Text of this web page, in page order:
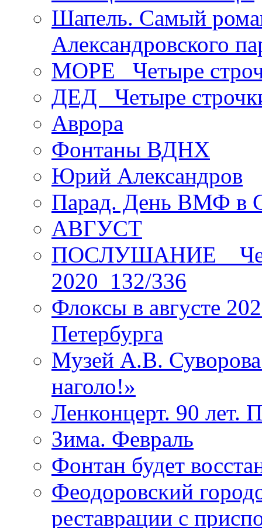
Шапель. Самый
Александровского
МОРЕ _Четыре
ДЕД _Четыре
Аврора
Фонтаны ВДНХ
Юрий Александров
Парад. День ВМФ в
АВГУСТ
ПОСЛУШАНИЕ _
2020_132/336
Флоксы в августе
Петербурга
Музей А.В.
наголо!»
Ленконцерт. 90 лет.
Зима. Февраль
Фонтан будет
Феодоровский
реставрации с